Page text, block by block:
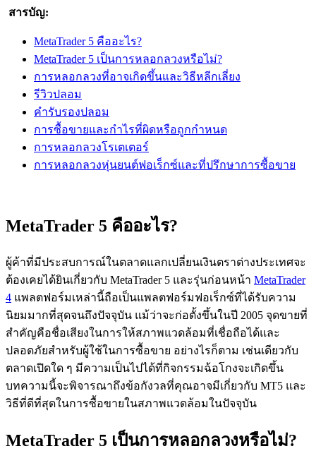
สารบัญ:
MetaTrader 5 คืออะไร?
MetaTrader 5 เป็นการหลอกลวงหรือไม่?
การหลอกลวงที่อาจเกิดขึ้นและวิธีหลีกเลี่ยง
รีวิวปลอม
คำรับรองปลอม
การซื้อขายและกำไรที่ผิดหรือถูกกำหนด
การหลอกลวงโรเตเตอร์
การหลอกลวงหุ่นยนต์ฟอเร็กซ์และที่ปรึกษาการซื้อขาย
MetaTrader 5 คืออะไร?
ผู้ค้าที่มีประสบการณ์ในตลาดแลกเปลี่ยนเงินตราต่างประเทศจะ
ต้องเคยได้ยินเกี่ยวกับ MetaTrader 5 และรุ่นก่อนหน้า MetaTrader
4 แพลตฟอร์มเหล่านี้ถือเป็นแพลตฟอร์มฟอเร็กซ์ที่ได้รับความ
นิยมมากที่สุดจนถึงปัจจุบัน แม้ว่าจะก่อตั้งขึ้นในปี 2005 จุดขายที่
สำคัญคือชื่อเสียงในการให้สภาพแวดล้อมที่เชื่อถือได้และ
ปลอดภัยสำหรับผู้ใช้ในการซื้อขาย อย่างไรก็ตาม เช่นเดียวกับ
ตลาดเปิดใด ๆ มีความเป็นไปได้ที่กิจกรรมฉ้อโกงจะเกิดขึ้น
บทความนี้จะพิจารณาถึงข้อกังวลที่คุณอาจมีเกี่ยวกับ MT5 และ
วิธีที่ดีที่สุดในการซื้อขายในสภาพแวดล้อมในปัจจุบัน
MetaTrader 5 เป็นการหลอกลวงหรือไม่?